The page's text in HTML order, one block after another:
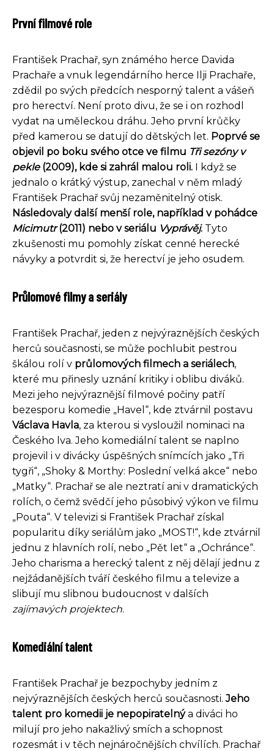
První filmové role
František Prachař, syn známého herce Davida
Prachaře a vnuk legendárního herce Ilji Prachaře,
zdědil po svých předcích nesporný talent a vášeň
pro herectví. Není proto divu, že se i on rozhodl
vydat na uměleckou dráhu. Jeho první krůčky
před kamerou se datují do dětských let. Poprvé se
objevil po boku svého otce ve filmu Tři sezóny v
pekle(2009), kde si zahrál malou roli. I když se
jednalo o krátký výstup, zanechal v něm mladý
František Prachař svůj nezaměnitelný otisk.
Následovaly další menší role, například v pohádce
Micimutr(2011) nebo v seriálu Vyprávěj. Tyto
zkušenosti mu pomohly získat cenné herecké
návyky a potvrdit si, že herectví je jeho osudem.
Průlomové filmy a seriály
František Prachař, jeden z nejvýraznějších českých
herců současnosti, se může pochlubit pestrou
škálou rolí v průlomových filmech a seriálech,
které mu přinesly uznání kritiky i oblibu diváků.
Mezi jeho nejvýraznější filmové počiny patří
bezesporu komedie „Havel“, kde ztvárnil postavu
Václava Havla, za kterou si vysloužil nominaci na
Českého lva. Jeho komediální talent se naplno
projevil i v divácky úspěšných snímcích jako „Tři
tygři“, „Shoky & Morthy: Poslední velká akce“ nebo
„Matky“. Prachař se ale neztratí ani v dramatických
rolích, o čemž svědčí jeho působivý výkon ve filmu
„Pouta“. V televizi si František Prachař získal
popularitu díky seriálům jako „MOST!“, kde ztvárnil
jednu z hlavních rolí, nebo „Pět let“ a „Ochránce“.
Jeho charisma a herecký talent z něj dělají jednu z
nejžádanějších tváří českého filmu a televize a
slibují mu slibnou budoucnost v dalších
zajímavých projektech.
Komediální talent
František Prachař je bezpochyby jedním z
nejvýraznějších českých herců současnosti.Jeho
talent pro komedii je nepopiratelnýa diváci ho
milují pro jeho nakažlivý smích a schopnost
rozesmát i v těch nejnáročnějších chvílích. Prachař